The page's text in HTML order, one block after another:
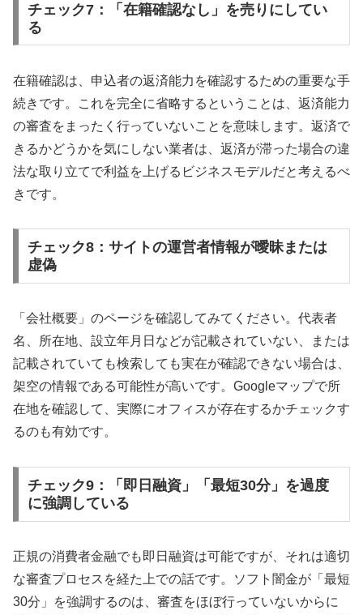
チェック7：「在籍確認なし」を売りにしてい
る
在籍確認は、申込者の返済能力を確認するための重要な手
続きです。これを完全に省略するということは、返済能力
の審査をまったく行っていないことを意味します。返済で
きるかどうかを気にしない業者は、返済が滞った場合の違
法な取り立てで利益を上げるビジネスモデルだと考えるべ
きです。
チェック8：サイトの運営者情報が曖昧または
虚偽
「会社概要」のページを確認してみてください。代表者
名、所在地、設立年月日などが記載されていない、または
記載されていても検索しても実在が確認できない場合は、
架空の情報である可能性が高いです。Googleマップで所
在地を確認して、実際にオフィスが存在するかチェックす
るのも有効です。
チェック9：「即日融資」「最短30分」を過度
に強調している
正規の消費者金融でも即日融資は可能ですが、それは適切
な審査プロセスを経た上での話です。ソフト闇金が「最短
30分」を強調するのは、審査をほぼ行っていないからに